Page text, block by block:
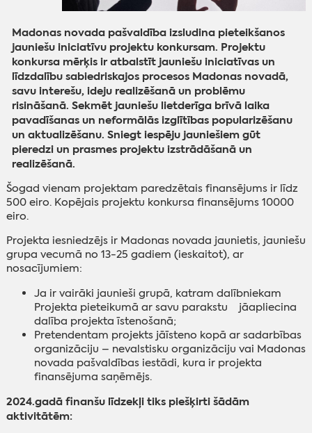
Madonas novada pašvaldība izsludina pieteikšanos
jauniešu iniciatīvu projektu konkursam. Projektu
konkursa mērķis ir atbalstīt jauniešu iniciatīvas un
līdzdalību sabiedriskajos procesos Madonas novadā,
savu interešu, ideju realizēšanā un problēmu
risināšanā. Sekmēt jauniešu lietderīga brīvā laika
pavadīšanas un neformālās izglītības popularizēšanu
un aktualizēšanu. Sniegt iespēju jauniešiem gūt
pieredzi un prasmes projektu izstrādāšanā un
realizēšanā.
Šogad vienam projektam paredzētais finansējums ir līdz
500 eiro. Kopējais projektu konkursa finansējums 10000
eiro.
Projekta iesniedzējs ir Madonas novada jaunietis, jauniešu
grupa vecumā no 13-25 gadiem (ieskaitot), ar
nosacījumiem:
Ja ir vairāki jaunieši grupā, katram dalībniekam
Projekta pieteikumā ar savu parakstu jāapliecina
dalība projekta īstenošanā;
Pretendentam projekts jāīsteno kopā ar sadarbības
organizāciju – nevalstisku organizāciju vai Madonas
novada pašvaldības iestādi, kura ir projekta
finansējuma saņēmējs.
2024.gadā finanšu līdzekļi tiks piešķirti šādām
aktivitātēm: